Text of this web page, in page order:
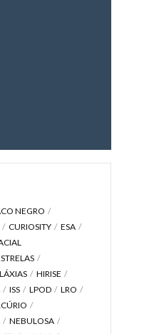
NEGRO
CURIOSITY
ESA
HIRISE
ISS LPOD
LRO
NEBULOSA